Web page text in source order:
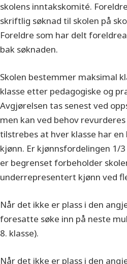
skolens inntakskomité.
skriftlig søknad til skolen på
Foreldre som har delt
bak søknaden.
Skolen bestemmer maksimal
klasse etter pedagogiske og
Avgjørelsen tas senest ved
men kan ved behov
tilstrebes at hver klasse har
kjønn. Er kjønnsfordelingen 1/
er begrenset forbeholder
underrepresentert kjønn ved
Når det ikke er plass i den
foresatte søke inn på neste
8. klasse).
Når det ikke er plass i den